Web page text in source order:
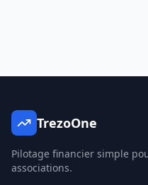
TrezoOne
Pilotage financier simple
associations.